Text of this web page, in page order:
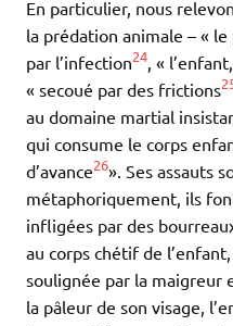
En particulier, nous
la prédation animale – «
par l’infection24 , «
« secoué par des frictions
au domaine martial
qui consume le corps
d’avance26». Ses assauts
métaphoriquement, ils
infligées par des
au corps chétif de
soulignée par la maigreur
la pâleur de son visage,